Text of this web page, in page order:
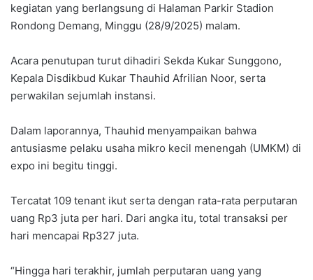
kegiatan yang berlangsung di Halaman Parkir Stadion
Rondong Demang, Minggu (28/9/2025) malam.
Acara penutupan turut dihadiri Sekda Kukar Sunggono,
Kepala Disdikbud Kukar Thauhid Afrilian Noor, serta
perwakilan sejumlah instansi.
Dalam laporannya, Thauhid menyampaikan bahwa
antusiasme pelaku usaha mikro kecil menengah (UMKM) di
expo ini begitu tinggi.
Tercatat 109 tenant ikut serta dengan rata-rata perputaran
uang Rp3 juta per hari. Dari angka itu, total transaksi per
hari mencapai Rp327 juta.
“Hingga hari terakhir, jumlah perputaran uang yang